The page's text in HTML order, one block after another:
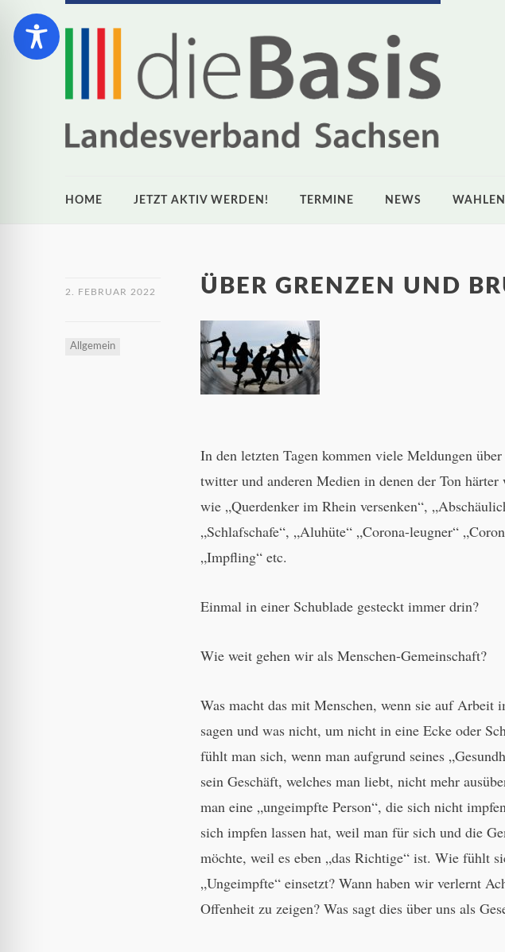
HOME JETZT AKTIV WERDEN! TERMINE NEWS WAHLEN
2. FEBRUAR 2022
Allgemein
ÜBER GRENZEN UND
In den letzten Tagen kommen viele Meldungen
twitter und anderen Medien in denen der Ton
wie „Querdenker im Rhein versenken“,
„Schlafschafe“, „Aluhüte“ „Corona-leugner“
„Impfling“ etc.
Einmal in einer Schublade gesteckt immer drin?
Wie weit gehen wir als Menschen-Gemeinschaft?
Was macht das mit Menschen, wenn sie auf Arbeit
sagen und was nicht, um nicht in eine Ecke oder
fühlt man sich, wenn man aufgrund seines
sein Geschäft, welches man liebt, nicht mehr
man eine „ungeimpfte Person“, die sich nicht
sich impfen lassen hat, weil man für sich und die
möchte, weil es eben „das Richtige“ ist. Wie fühlt
„Ungeimpfte“ einsetzt? Wann haben wir verlernt
Offenheit zu zeigen? Was sagt dies über uns als